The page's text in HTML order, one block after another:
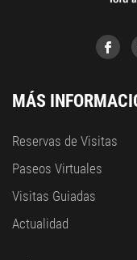
MÁS
Reservas de Visitas
Paseos Virtuales
Visitas Guiadas
Actualidad